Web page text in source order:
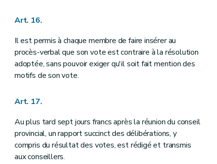
Art. 16.
Il est permis à chaque membre de faire insérer au
procès-verbal que son vote est contraire à la résolution
adoptée, sans pouvoir exiger qu'il soit fait mention des
motifs de son vote.
Art. 17.
Au plus tard sept jours francs après la réunion du conseil
provincial, un rapport succinct des délibérations, y
compris du résultat des votes, est rédigé et transmis
aux conseillers.